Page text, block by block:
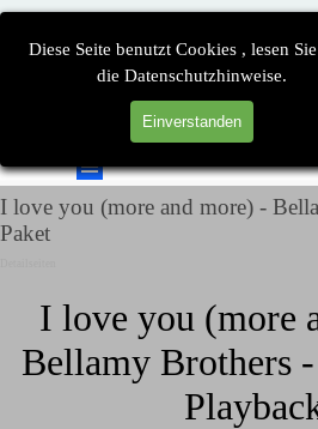
Diese Seite benutzt Cookies , lesen
die Datenschutzhinweise.
Einverstanden
Direkt zum Seiteninhalt
Menü
I love you (more and more) -
Paket
I love you (more
Bellamy Brothers